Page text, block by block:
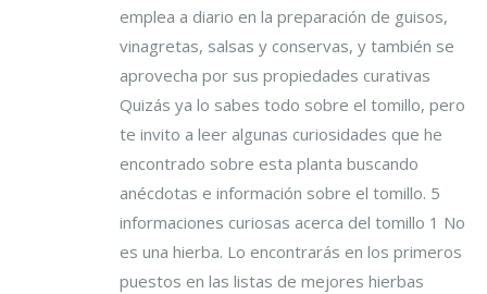
emplea a diario en la preparación de guisos,
vinagretas, salsas y conservas, y también se
aprovecha por sus propiedades curativas
Quizás ya lo sabes todo sobre el tomillo, pero
te invito a leer algunas curiosidades que he
encontrado sobre esta planta buscando
anécdotas e información sobre el tomillo. 5
informaciones curiosas acerca del tomillo 1 No
es una hierba. Lo encontrarás en los primeros
puestos en las listas de mejores hierbas